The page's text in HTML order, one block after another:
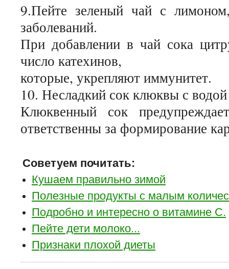
9.Пейте зеленый чай с
заболеваний.
При добавлении в чай сока
число катехинов,
которые, укрепляют иммунитет.
10. Несладкий сок клюквы с
Клюквенный сок
ответственны за формирование
Советуем почитать:
Кушаем правильно зимой
Полезные продукты с малым
Подробно и интересно о витамине C.
Пейте дети молоко...
Признаки плохой диеты